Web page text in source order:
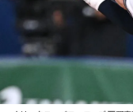
日程・結果
順位表･成績